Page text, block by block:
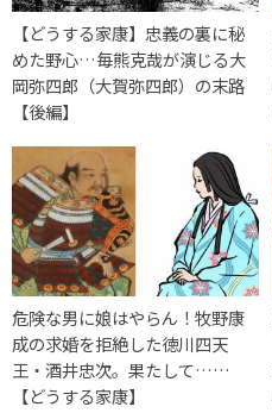
【どうする家康】忠義の裏に秘
めた野心…毎熊克哉が演じる大
岡弥四郎（大賀弥四郎）の末路
【後編】
危険な男に娘はやらん！牧野康
成の求婚を拒絶した徳川四天
王・酒井忠次。果たして……
【どうする家康】